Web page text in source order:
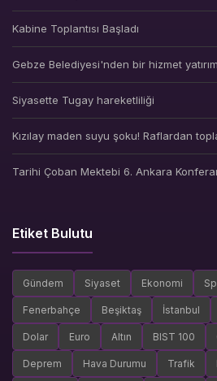
Kabine Toplantısı Başladı
Gebze Belediyesi'nden bir hizmet
Siyasette Tugay hareketliliği
Kızılay maden suyu şoku! Raflardan
Tarihi Çoban Mektebi 6. Ankara
Etiket Bulutu
Gündem Siyaset Ekonomi
Fenerbahçe Beşiktaş İstanbul
Dolar Euro Altın BIST 100
Deprem Hava Durumu Trafik